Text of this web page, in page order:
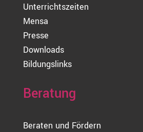
Unterrichtszeiten
Mensa
Presse
Downloads
Bildungslinks
Beratung
Beraten und Fördern